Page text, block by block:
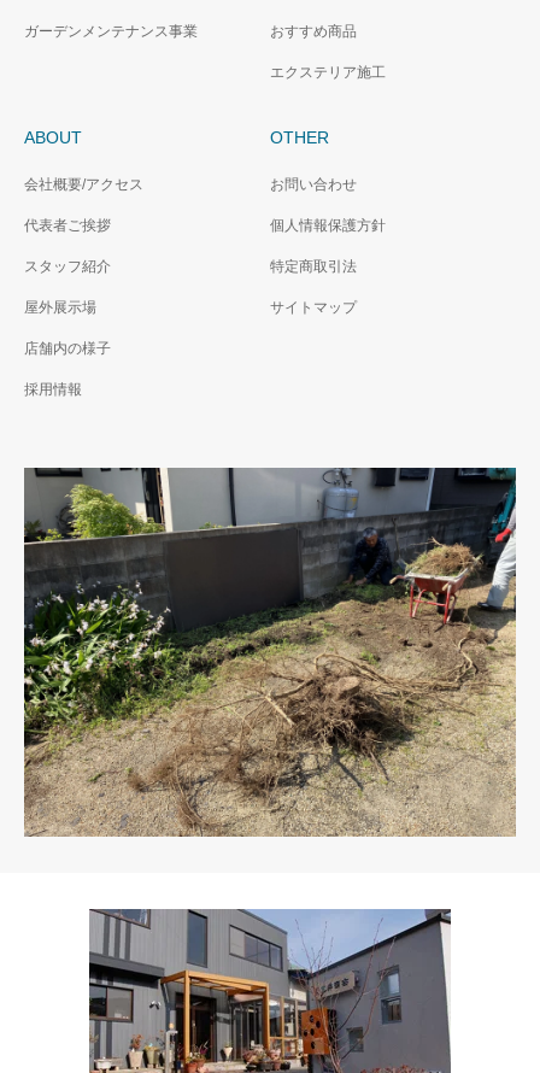
ガーデンメンテナンス事業 おすすめ商品
エクステリア施工
ABOUT
会社概要/アクセス
代表者ご挨拶
スタッフ紹介
屋外展示場
店舗内の様子
採用情報
OTHER
お問い合わせ
個人情報保護方針
特定商取引法
サイトマップ